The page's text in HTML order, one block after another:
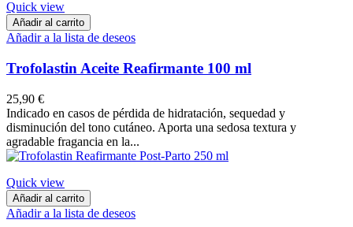
Quick view
Añadir al carrito
Añadir a la lista de deseos
Trofolastin Aceite Reafirmante 100 ml
25,90 €
Indicado en casos de pérdida de hidratación, sequedad y
disminución del tono cutáneo. Aporta una sedosa textura y
agradable fragancia en la...
Quick view
Añadir al carrito
Añadir a la lista de deseos